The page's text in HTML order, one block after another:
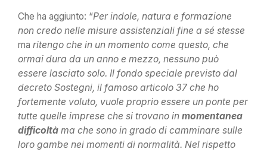
Che ha aggiunto: “Per indole, natura e formazione
non credo nelle misure assistenziali fine a sé stesse
ma ritengo che in un momento come questo, che
ormai dura da un anno e mezzo, nessuno può
essere lasciato solo. Il fondo speciale previsto dal
decreto Sostegni, il famoso articolo 37 che ho
fortemente voluto, vuole proprio essere un ponte per
tutte quelle imprese che si trovano in momentanea
difficoltà ma che sono in grado di camminare sulle
loro gambe nei momenti di normalità. Nel rispetto